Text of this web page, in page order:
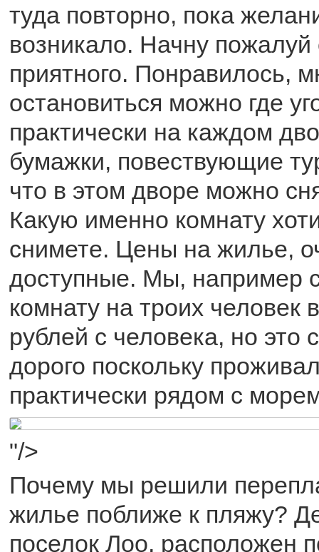
туда повторно, пока
возникало. Начну пожалуй
приятного. Понравилось,
остановиться можно где
практически на каждом
бумажки, повествующие
что в этом дворе можно
Какую именно комнату
снимете. Цены на жилье,
доступные. Мы, например
комнату на троих человек
рублей с человека, но это
дорого поскольку
практически рядом с
"/>
Почему мы решили
жилье поближе к пляжу?
поселок Лоо, расположен